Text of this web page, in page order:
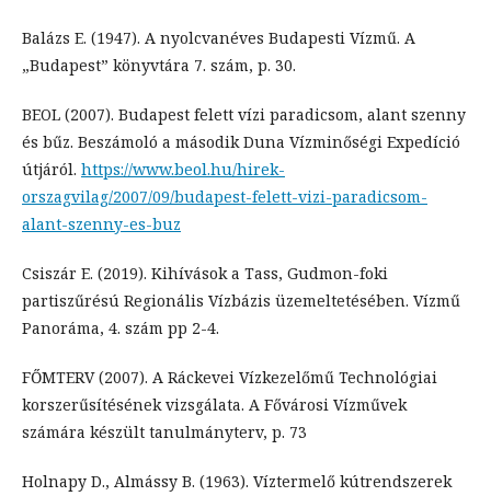
Balázs E. (1947). A nyolcvanéves Budapesti Vízmű. A
„Budapest” könyvtára 7. szám, p. 30.
BEOL (2007). Budapest felett vízi paradicsom, alant szenny
és bűz. Beszámoló a második Duna Vízminőségi Expedíció
útjáról. https://www.beol.hu/hirek-
orszagvilag/2007/09/budapest-felett-vizi-paradicsom-
alant-szenny-es-buz
Csiszár E. (2019). Kihívások a Tass, Gudmon-foki
partiszűrésú Regionális Vízbázis üzemeltetésében. Vízmű
Panoráma, 4. szám pp 2-4.
FŐMTERV (2007). A Ráckevei Vízkezelőmű Technológiai
korszerűsítésének vizsgálata. A Fővárosi Vízművek
számára készült tanulmányterv, p. 73
Holnapy D., Almássy B. (1963). Víztermelő kútrendszerek